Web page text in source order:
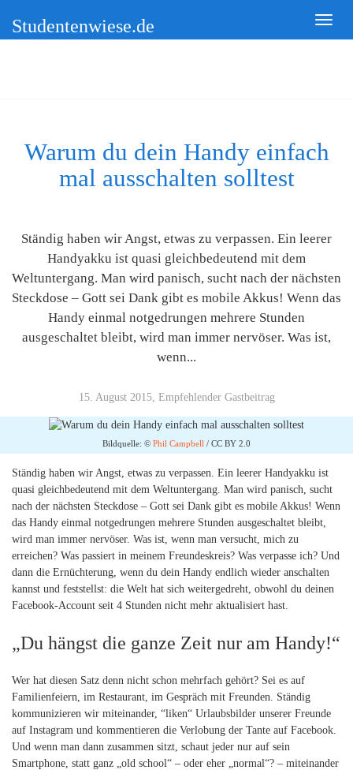
Studentenwiese.de
Warum du dein Handy einfach
mal ausschalten solltest
Ständig haben wir Angst, etwas zu verpassen. Ein leerer
Handyakku ist quasi gleichbedeutend mit dem
Weltuntergang. Man wird panisch, sucht nach der nächsten
Steckdose – Gott sei Dank gibt es mobile Akkus! Wenn das
Handy einmal notgedrungen mehrere Stunden
ausgeschaltet bleibt, wird man immer nervöser. Was ist,
wenn...
15. August 2015, Empfehlender Gastbeitrag
Bildquelle: © Phil Campbell / CC BY 2.0
Ständig haben wir Angst, etwas zu verpassen. Ein leerer Handyakku ist
quasi gleichbedeutend mit dem Weltuntergang. Man wird panisch, sucht
nach der nächsten Steckdose – Gott sei Dank gibt es mobile Akkus! Wenn
das Handy einmal notgedrungen mehrere Stunden ausgeschaltet bleibt,
wird man immer nervöser. Was ist, wenn man versucht, mich zu
erreichen? Was passiert in meinem Freundeskreis? Was verpasse ich? Und
dann die Ernüchterung, wenn du dein Handy endlich wieder anschalten
kannst und feststellst: die Welt hat sich weitergedreht, obwohl du deinen
Facebook-Account seit 4 Stunden nicht mehr aktualisiert hast.
„Du hängst die ganze Zeit nur am Handy!“
Wer hat diesen Satz denn nicht schon mehrfach gehört? Sei es auf
Familienfeiern, im Restaurant, im Gespräch mit Freunden. Ständig
kommunizieren wir miteinander, “liken“ Urlaubsbilder unserer Freunde
auf Instagram und kommentieren die Verlobung der Tante auf Facebook.
Und wenn man dann zusammen sitzt, schaut jeder nur auf sein
Smartphone, statt ganz „old school“ – oder eher „normal“? – miteinander